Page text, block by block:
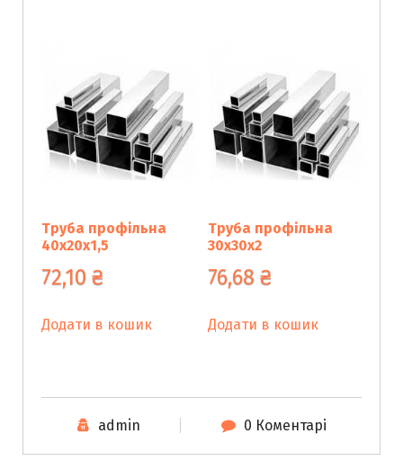
Труба профільна
40х20х1,5
72,10 ₴
Додати в кошик
Труба профільна
30х30х2
76,68₴
Додати в кошик
admin 0 Коментарі